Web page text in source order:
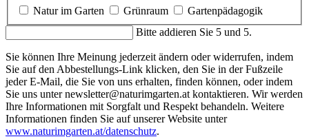
Natur im Garten
Grünraum
Gartenpädagogik
Bitte addieren Sie 5 und 5.
Sie können Ihre Meinung jederzeit ändern oder widerrufen, indem
Sie auf den Abbestellungs-Link klicken, den Sie in der Fußzeile
jeder E-Mail, die Sie von uns erhalten, finden können, oder indem
Sie uns unter newsletter@naturimgarten.at kontaktieren. Wir werden
Ihre Informationen mit Sorgfalt und Respekt behandeln. Weitere
Informationen finden Sie auf unserer Website unter
www.naturimgarten.at/datenschutz.